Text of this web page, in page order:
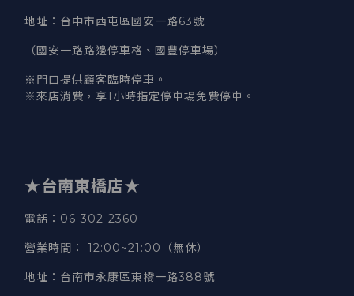
地址 ：台中市西屯區國安一路63號
（國安一路路邊停車格、國豐停車場）
※門口提供顧客臨時停車。
※來店消費，享1小時指定停車場免費停車。
★台南東橋店★
電話 ：06-302-2360
營業時間 ： 12:00~21:00（無休）
地址 ：台南市永康區東橋一路388號